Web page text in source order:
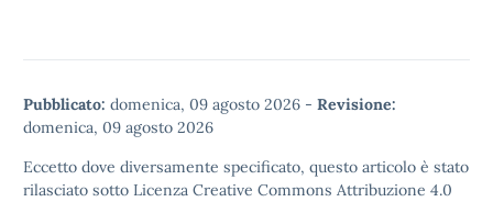
Pubblicato: domenica, 09 agosto 2026 - Revisione:
domenica, 09 agosto 2026
Eccetto dove diversamente specificato, questo articolo è stato
rilasciato sotto Licenza Creative Commons Attribuzione 4.0